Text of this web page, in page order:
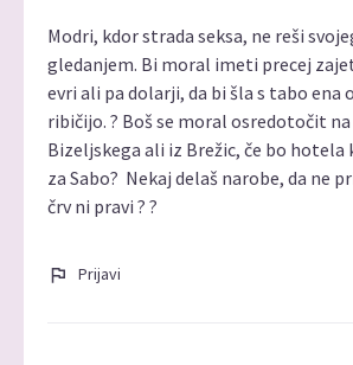
Modri, kdor strada seksa, ne reši
gledanjem. Bi moral imeti precej
evri ali pa dolarji, da bi šla s tabo ena
ribičijo. ? Boš se moral osredotočit
Bizeljskega ali iz Brežic, če bo hotela
za Sabo? Nekaj delaš narobe, da ne
črv ni pravi ? ?
Prijavi